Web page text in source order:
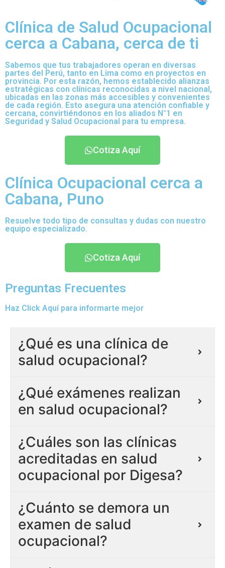
Clínica de Salud Ocupacional
cerca a Cabana, cerca de ti
Sabemos que tus trabajadores operan en diversas
partes del Perú, tanto en Lima como en proyectos en
provincia. Por esta razón, hemos establecido alianzas
estratégicas con clínicas reconocidas a nivel nacional,
ubicadas en las zonas más accesibles y convenientes
de cada región. Esto asegura una atención confiable y
cercana, convirtiéndonos en los aliados N°1 en
Seguridad y Salud Ocupacional para tu empresa.
Cotiza Aquí
Clínica Ocupacional cerca a
Cabana, Puno
Resuelve todo tipo de consultas y dudas con nuestro
equipo especializado.
Cotiza Aquí
Preguntas Frecuentes
Haz Click Aquí para informarte mejor
¿Qué es una clínica de
salud ocupacional?
¿Qué exámenes realizan
en salud ocupacional?
¿Cuáles son las clínicas
acreditadas en salud
ocupacional por Digesa?
¿Cuánto se demora un
examen de salud
ocupacional?